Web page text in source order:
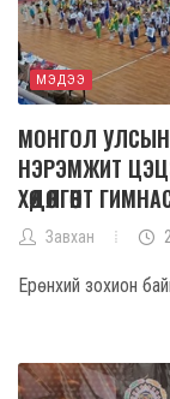
МЭДЭЭ
МОНГОЛ
НЭРЭМЖИТ
ХӨДӨЛГӨӨНТ
Завхан
Ерөнхий зохион